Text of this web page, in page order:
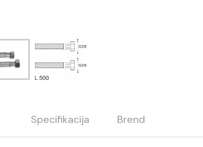
Specifikacija Brend